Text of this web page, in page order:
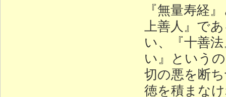
『無量寿経
上善人』で
い、『十善
い』という
切の悪を断
徳を積まな